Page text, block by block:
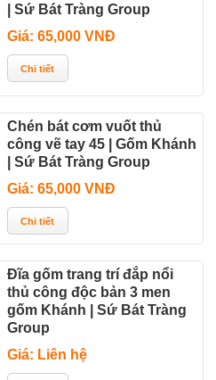
| Sứ Bát Tràng Group
Giá: 65,000 VNĐ
Chén bát cơm vuốt thủ
công vẽ tay 45 | Gốm Khánh
| Sứ Bát Tràng Group
Giá: 65,000 VNĐ
Đĩa gốm trang trí đắp nổi
thủ công độc bản 3 men
gốm Khánh | Sứ Bát Tràng
Group
Giá: Liên hệ